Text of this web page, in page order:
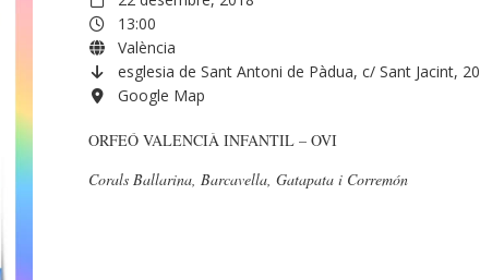
13:00
València
esglesia de Sant Antoni de Pàdua, c/ Sant Jacint, 20
Google Map
ORFEÓ VALENCIÀ INFANTIL – OVI
Corals Ballarina, Barcavella, Gatapata i Corremón